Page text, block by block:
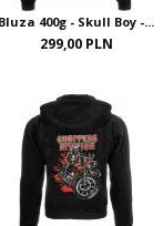
Bluza 400g - Skull Boy -...
299,00 PLN